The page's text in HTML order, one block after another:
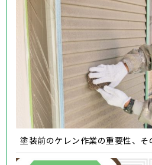
塗装前のケレン作業の重要性、そ